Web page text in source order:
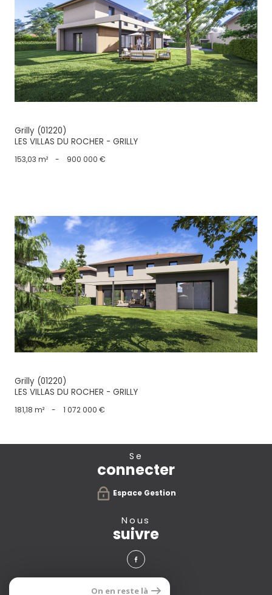
voir le bien
Grilly (01220)
LES VILLAS DU ROCHER - GRILLY
153,03 m² - 900 000 €
voir le bien
Grilly (01220)
LES VILLAS DU ROCHER - GRILLY
181,18 m² - 1 072 000 €
se
connecter
Espace Gestion
nous
suivre
avis
On en reste là